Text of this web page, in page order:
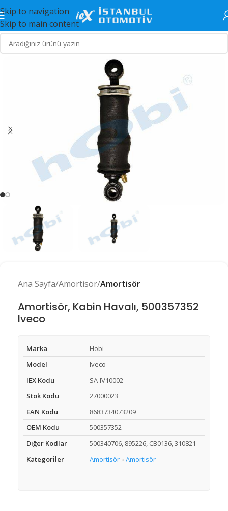
Skip to navigation
Skip to main content
Ana Sayfa Amortisör Amortisör
Amortisör, Kabin Havalı, 500357352
Iveco
Marka
Hobi
Model
Iveco
IEX Kodu
SA-IV10002
Stok Kodu
27000023
EAN Kodu
8683734073209
OEM Kodu
500357352
Diğer Kodlar
500340706, 895226, CB0136, 310821
Kategoriler
Amortisör » Amortisör